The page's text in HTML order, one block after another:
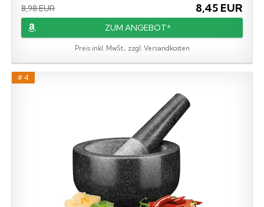
8,98 EUR 8,45 EUR
ZUM ANGEBOT*
Preis inkl. MwSt., zzgl. Versandkosten
# 4